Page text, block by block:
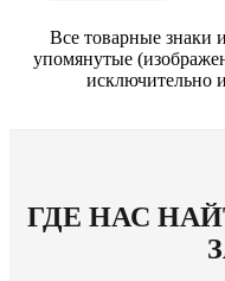
Все товарные знаки
упомянутые
исключительно
ГДЕ НАС